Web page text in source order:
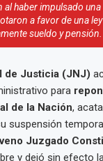
haber impulsado
a favor de una
sueldo y pensión.
de Justicia (JNJ)
para
de la Nación,
suspensión
Juzgado
y dejó sin efecto